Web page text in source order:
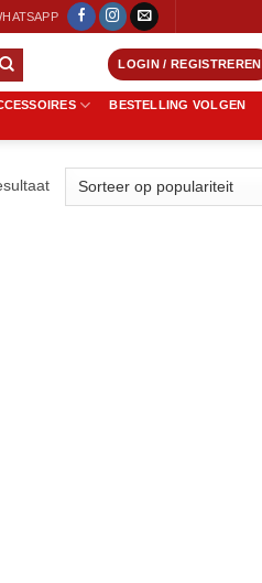
LOGIN / REGISTREREN
BESTELLING VOLGEN